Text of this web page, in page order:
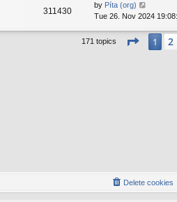
311430
by Píta (org)
Tue 26. Nov 2024
171 topics Page 1
1 2
Delete cookies